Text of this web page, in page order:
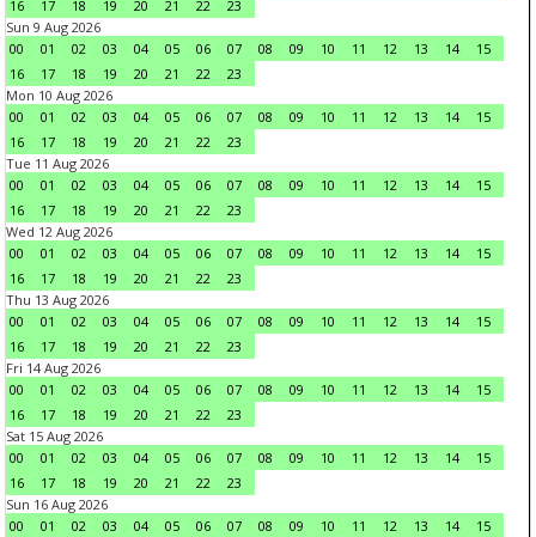
16
17 18 19 20 21 22
23
Sun 9 Aug 2026
00
01 02 03 04 05 06 07 08 09 10 11 12 13 14
15
16
17 18 19 20 21 22
23
Mon 10 Aug 2026
00
01 02 03 04 05 06 07 08 09 10 11 12 13 14
15
16
17 18 19 20 21 22
23
Tue 11 Aug 2026
00
01 02 03 04 05 06 07 08 09 10 11 12 13 14
15
16
17 18 19 20 21 22
23
Wed 12 Aug 2026
00
01 02 03 04 05 06 07 08 09 10 11 12 13 14
15
16
17 18 19 20 21 22
23
Thu 13 Aug 2026
00
01 02 03 04 05 06 07 08 09 10 11 12 13 14
15
16
17 18 19 20 21 22
23
Fri 14 Aug 2026
00
01 02 03 04 05 06 07 08 09 10 11 12 13 14
15
16
17 18 19 20 21 22
23
Sat 15 Aug 2026
00
01 02 03 04 05 06 07 08 09 10 11 12 13 14
15
16
17 18 19 20 21 22
23
Sun 16 Aug 2026
00
01 02 03 04 05 06 07 08 09 10 11 12 13 14 15